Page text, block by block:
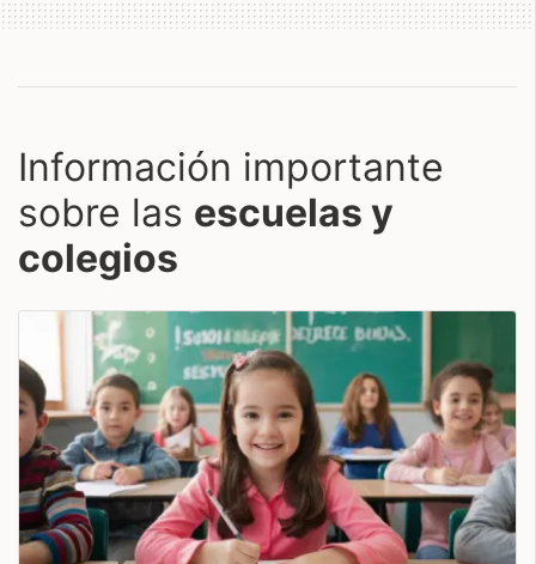
Información importante
sobre las escuelas y
colegios